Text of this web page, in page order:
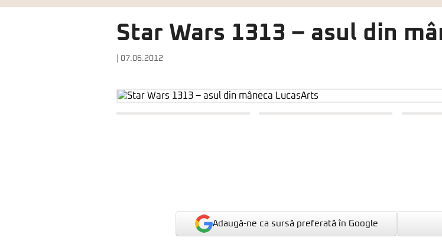
Star Wars 1313 – asul din
| 07.06.2012
Adaugă-ne ca sursă preferată în Google